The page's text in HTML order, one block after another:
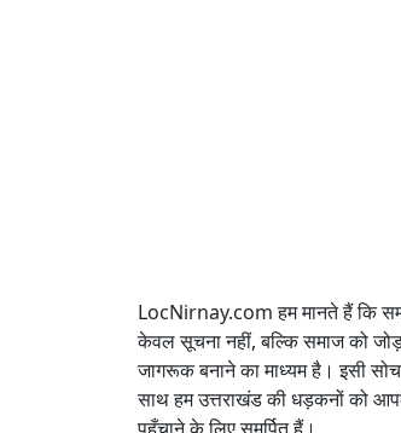
LocNirnay.com हम मानते हैं कि
केवल सूचना नहीं, बल्कि समाज को
जागरूक बनाने का माध्यम है। इसी
साथ हम उत्तराखंड की धड़कनों को